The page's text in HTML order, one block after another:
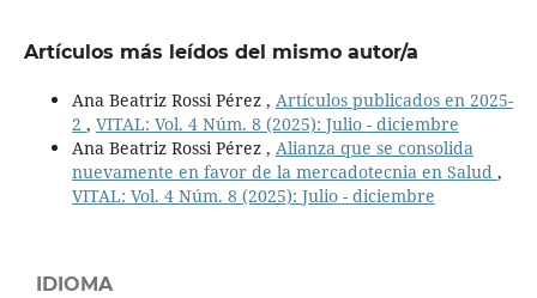
Artículos más leídos del mismo autor/a
Ana Beatriz Rossi Pérez , Artículos publicados en 2025-
2 , VITAL: Vol. 4 Núm. 8 (2025): Julio - diciembre
Ana Beatriz Rossi Pérez , Alianza que se consolida
nuevamente en favor de la mercadotecnia en Salud ,
VITAL: Vol. 4 Núm. 8 (2025): Julio - diciembre
IDIOMA